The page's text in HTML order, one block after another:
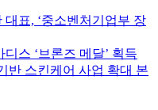
대표, ‘중소벤처기업부 장
스 ‘브론즈 메달’ 획득
반 스킨케어 사업 확대 본